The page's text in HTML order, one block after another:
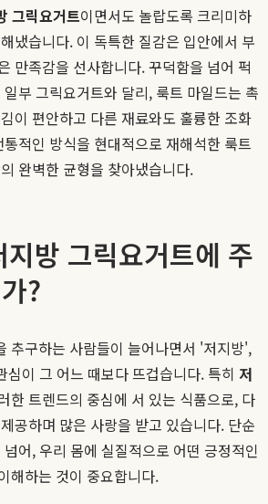
그릭요거트이면서도 놀랍도록 크리미하
냈습니다. 이 독특한 질감은 입안에서 부
만족감을 선사합니다. 꾸덕함을 넘어 퍽
부 그릭요거트와 달리, 룩트 마일드는 촉
이 편안하고 다른 재료와도 훌륭한 조화
적인 방식을 현대적으로 재해석한 룩트
완벽한 균형을 찾아냈습니다.
방 그릭요거트에 주
?
추구하는 사람들이 늘어나면서 '저지방',
이 그 어느 때보다 뜨겁습니다. 특히 저
한 트렌드의 중심에 서 있는 식품으로, 다
공하며 많은 사랑을 받고 있습니다. 단순
어, 우리 몸에 실질적으로 어떤 긍정적인
해하는 것이 중요합니다.